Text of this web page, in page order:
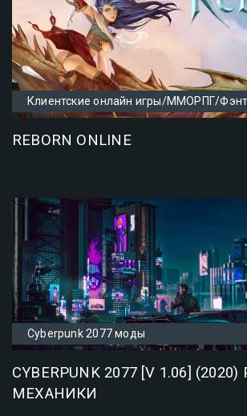
REBORN ONLINE
Cyberpunk 2077 моды
CYBERPUNK 2077 [V 1.06] (2020)
МЕХАНИКИ